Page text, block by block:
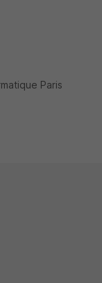
Paris